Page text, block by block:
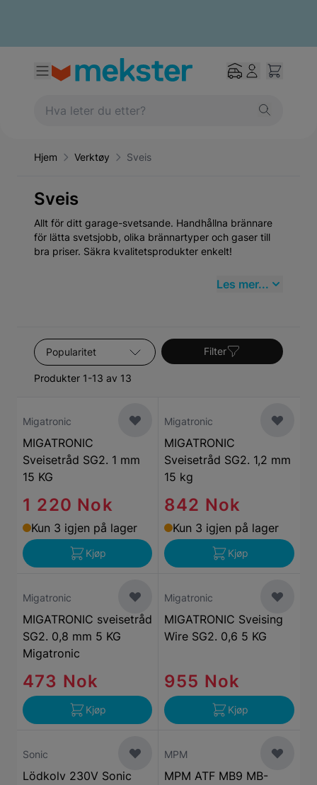
Hjem Verktøy Sveis
Sveis
Allt för ditt garage-svetsande. Handhållna brännare
för lätta svetsjobb, olika brännartyper och gaser till
bra priser. Säkra kvalitetsprodukter enkelt!
Les mer...
Sorter etter
Produkter 1-13 av 13
Filter
Migatronic
MIGATRONIC
Sveisetråd SG2. 1 mm
15 KG
1 220 Nok
Kun 3 igjen på lager
Kjøp
Migatronic
MIGATRONIC
Sveisetråd SG2. 1,2 mm
15 kg
842 Nok
Kun 3 igjen på lager
Kjøp
Migatronic
MIGATRONIC sveisetråd
SG2. 0,8 mm 5 KG
Migatronic
473 Nok
Kjøp
Migatronic
MIGATRONIC Sveising
Wire SG2. 0,6 5 KG
955 Nok
Kjøp
Sonic
Lödkolv 230V Sonic
MPM
MPM ATF MB9 MB-